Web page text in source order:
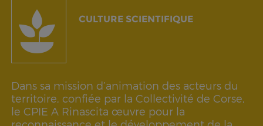
CULTURE SCIENTIFIQUE
Dans sa mission d’animation des acteurs du
territoire, confiée par la Collectivité de Corse,
le CPIE A Rinascita œuvre pour la